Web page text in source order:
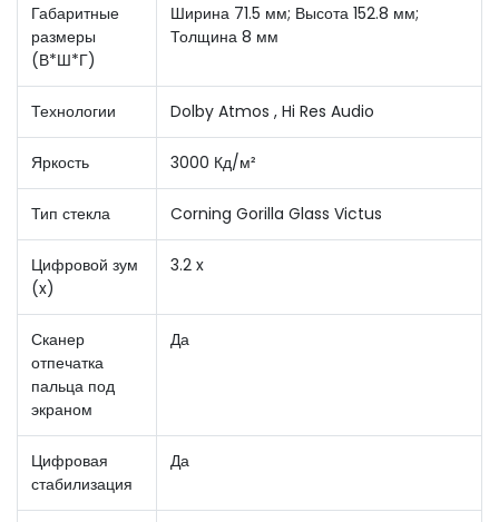
Габаритные
размеры
(В*Ш*Г)
Ширина 71.5 мм; Высота 152.8 мм;
Толщина 8 мм
Технологии Dolby Atmos , Hi Res Audio
Яркость 3000 Кд/м²
Тип стекла Corning Gorilla Glass Victus
Цифровой зум
(x)
3.2 x
Сканер
отпечатка
пальца под
экраном
Да
Цифровая
стабилизация
Да